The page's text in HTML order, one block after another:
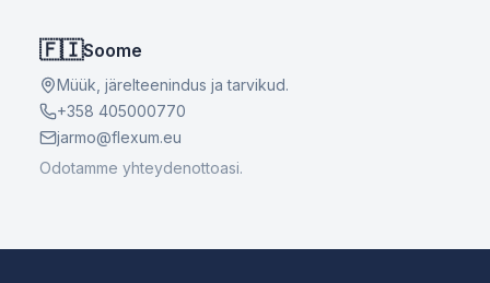
🇫🇮Soome
Müük, järelteenindus ja tarvikud.
+358 405000770
jarmo@flexum.eu
Odotamme yhteydenottoasi.